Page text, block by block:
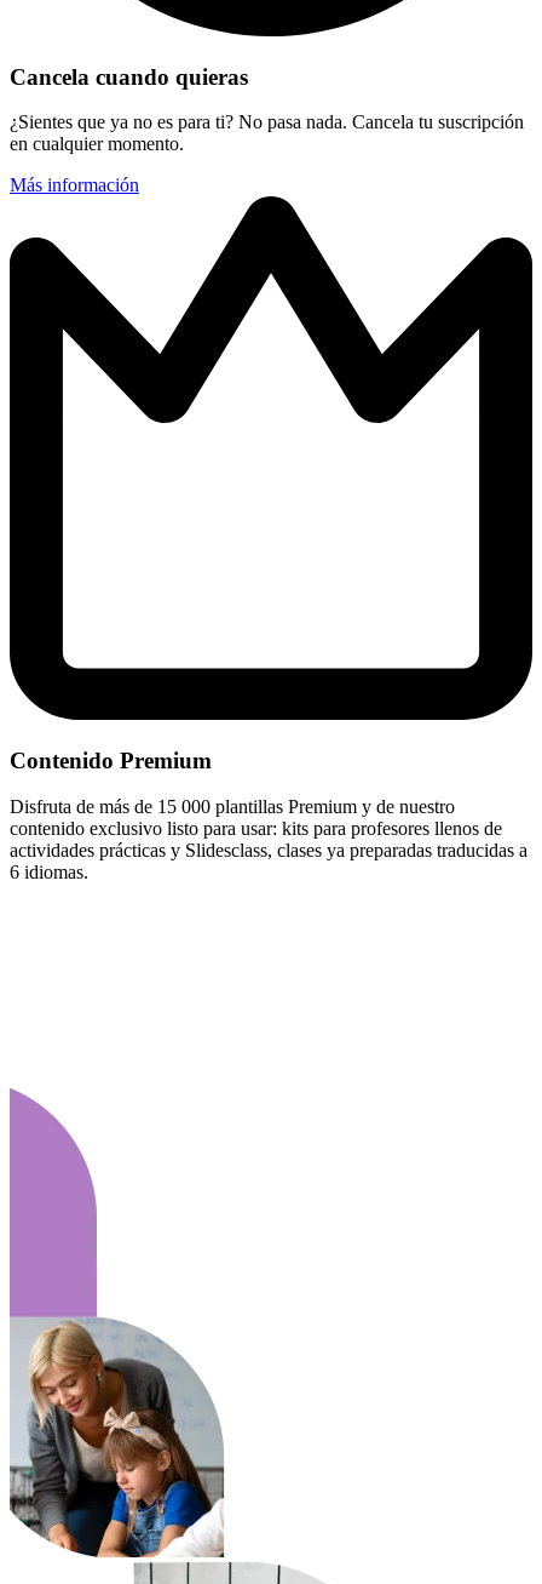
Cancela cuando quieras
¿Sientes que ya no es para ti? No pasa nada. Cancela tu suscripción
en cualquier momento.
Más información
Contenido Premium
Disfruta de más de 15 000 plantillas Premium y de nuestro
contenido exclusivo listo para usar: kits para profesores llenos de
actividades prácticas y Slidesclass, clases ya preparadas traducidas a
6 idiomas.